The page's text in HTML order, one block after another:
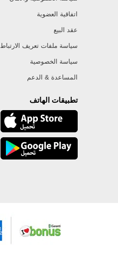
اتفاقية العضوية
عقد البيع
سياسة ملفات تعريف الارتباط
سياسة الخصوصية
المساعدة & الدعم
تطبيقات الهاتف